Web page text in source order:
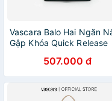
Vascara Balo Hai Ngăn
Gập Khóa Quick Release
507.000 đ